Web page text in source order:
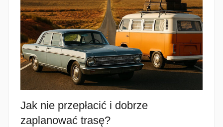
Jak nie przepłacić i dobrze
zaplanować trasę?